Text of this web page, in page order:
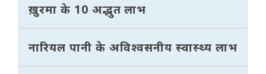
ख़ुरमा के 10 अद्भुत लाभ
नारियल पानी के अविश्वसनीय स्वास्थ्य लाभ